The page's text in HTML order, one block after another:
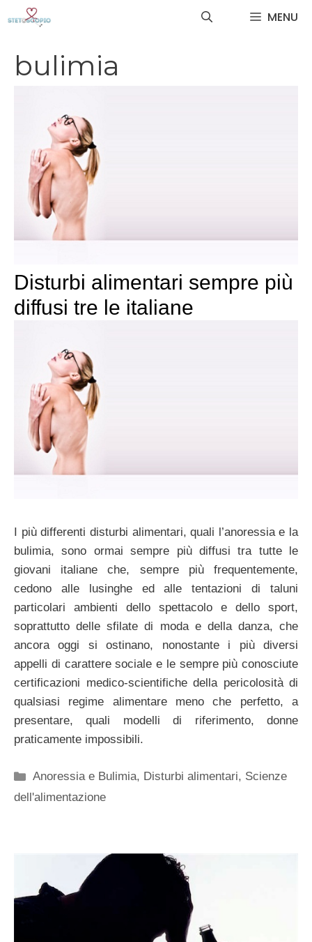
MENU
bulimia
Disturbi alimentari sempre più
diffusi tre le italiane
I più differenti disturbi alimentari, quali l’anoressia e la
bulimia, sono ormai sempre più diffusi tra tutte le
giovani italiane che, sempre più frequentemente,
cedono alle lusinghe ed alle tentazioni di taluni
particolari ambienti dello spettacolo e dello sport,
soprattutto delle sfilate di moda e della danza, che
ancora oggi si ostinano, nonostante i più diversi
appelli di carattere sociale e le sempre più conosciute
certificazioni medico-scientifiche della pericolosità di
qualsiasi regime alimentare meno che perfetto, a
presentare, quali modelli di riferimento, donne
praticamente impossibili.
Categorie
Anoressia e Bulimia, Disturbi alimentari, Scienze
dell'alimentazione